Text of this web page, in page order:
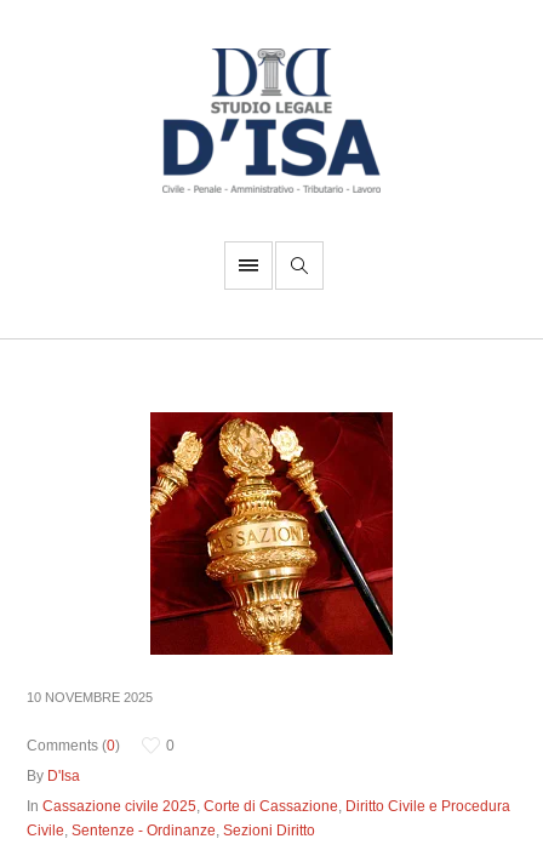
10 NOVEMBRE 2025
Comments (0)
0
By D'Isa
InCassazione civile 2025,Corte di Cassazione, Diritto Civile e Procedura
Civile,Sentenze - Ordinanze,Sezioni Diritto